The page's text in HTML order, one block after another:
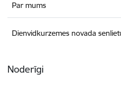
Par mums
Dienvidkurzemes novada
Noderīgi